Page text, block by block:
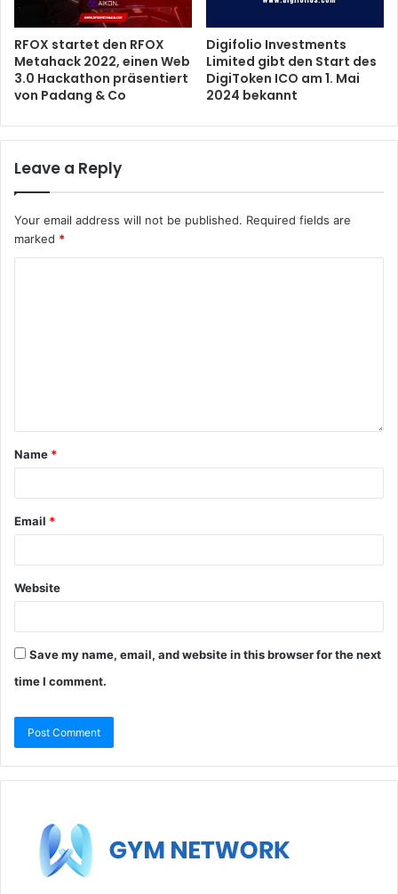
RFOX startet den RFOX
Metahack 2022, einen Web
3.0 Hackathon präsentiert
von Padang & Co
Digifolio Investments
Limited gibt den Start des
DigiToken ICO am 1. Mai
2024 bekannt
Leave a Reply
Your email address will not be published. Required fields are
marked *
Name *
Email *
Website
Save my name, email, and website in this browser for the next
time I comment.